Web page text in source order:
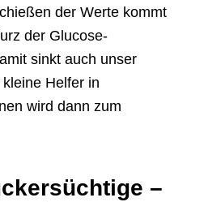
der Werte kommt
der Glucose-
sinkt auch unser
Helfer in
wird dann zum
–